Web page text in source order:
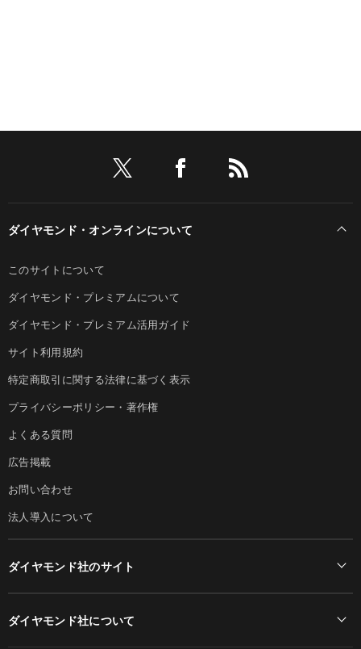
ダイヤモンド・オンラインについて
このサイトについて
ダイヤモンド・プレミアムについて
ダイヤモンド・プレミアム活用ガイド
サイト利用規約
特定商取引に関する法律に基づく表示
プライバシーポリシー・著作権
よくある質問
広告掲載
お問い合わせ
法人導入について
ダイヤモンド社のサイト
ダイヤモンド社について